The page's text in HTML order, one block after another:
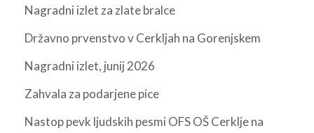
Nagradni izlet za zlate bralce
Državno prvenstvo v Cerkljah na Gorenjskem
Nagradni izlet, junij 2026
Zahvala za podarjene pice
Nastop pevk ljudskih pesmi OFS OŠ Cerklje na